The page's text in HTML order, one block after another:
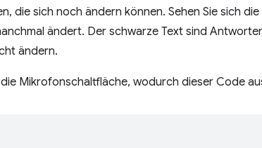
die sich noch ändern können. Sehen Sie sich
ändert. Der schwarze Text sind
ändern.
Mikrofonschaltfläche, wodurch dieser Code